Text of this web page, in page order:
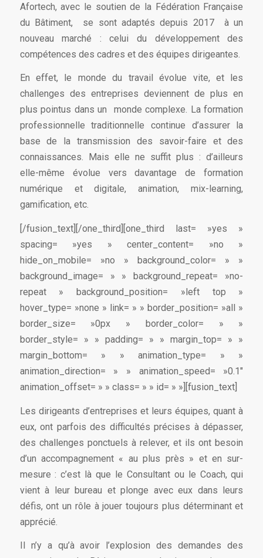
Afortech, avec le soutien de la Fédération Française
du Bâtiment, se sont adaptés depuis 2017 à un
nouveau marché : celui du développement des
compétences des cadres et des équipes dirigeantes.
En effet, le monde du travail évolue vite, et les
challenges des entreprises deviennent de plus en
plus pointus dans un monde complexe. La formation
professionnelle traditionnelle continue d’assurer la
base de la transmission des savoir-faire et des
connaissances. Mais elle ne suffit plus : d’ailleurs
elle-même évolue vers davantage de formation
numérique et digitale, animation, mix-learning,
gamification, etc.
[/fusion_text][/one_third][one_third last= »yes »
spacing= »yes » center_content= »no »
hide_on_mobile= »no » background_color= » »
background_image= » » background_repeat= »no-
repeat » background_position= »left top »
hover_type= »none » link= » » border_position= »all »
border_size= »0px » border_color= » »
border_style= » » padding= » » margin_top= » »
margin_bottom= » » animation_type= » »
animation_direction= » » animation_speed= »0.1″
animation_offset= » » class= » » id= » »][fusion_text]
Les dirigeants d’entreprises et leurs équipes, quant à
eux, ont parfois des difficultés précises à dépasser,
des challenges ponctuels à relever, et ils ont besoin
d’un accompagnement « au plus près » et en sur-
mesure : c’est là que le Consultant ou le Coach, qui
vient à leur bureau et plonge avec eux dans leurs
défis, ont un rôle à jouer toujours plus déterminant et
apprécié.
Il n’y a qu’à avoir l’explosion des demandes des